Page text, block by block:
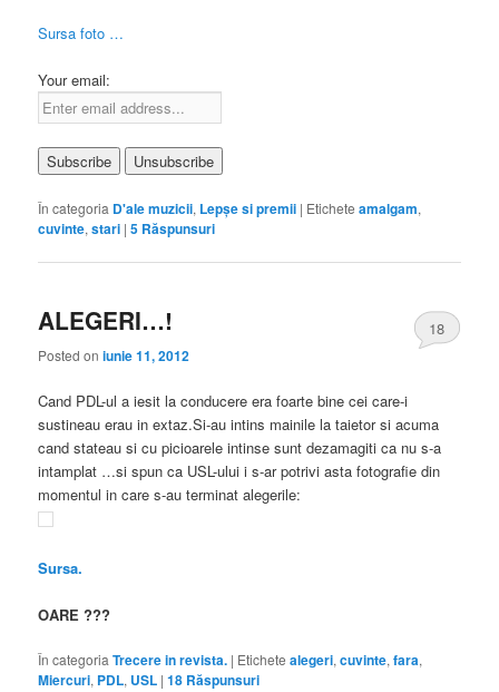
Sursa foto …
Your email:
În categoria D'ale muzicii, Lepşe si premii | Etichete amalgam,
cuvinte,stari |5 Răspunsuri
ALEGERI…!
Posted oniunie 11, 2012
18
Cand PDL-ul a iesit la conducere era foarte bine cei care-i
sustineau erau in extaz.Si-au intins mainile la taietor si acuma
cand stateau si cu picioarele intinse sunt dezamagiti ca nu s-a
intamplat …si spun ca USL-ului i s-ar potrivi asta fotografie din
momentul in care s-au terminat alegerile:
Sursa.
OARE ???
În categoria Trecere in revista. | Etichete alegeri,cuvinte,fara,
Miercuri, PDL, USL |18 Răspunsuri